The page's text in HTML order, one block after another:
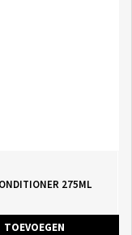
275ML
TOEVOEGEN